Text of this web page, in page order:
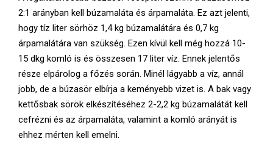
2:1 arányban kell búzamaláta és árpamaláta. Ez azt jelenti,
hogy tíz liter sörhöz 1,4 kg búzamalátára és 0,7 kg
árpamalátára van szükség. Ezen kívül kell még hozzá 10-
15 dkg komló is és összesen 17 liter víz. Ennek jelentős
része elpárolog a főzés során. Minél lágyabb a víz, annál
jobb, de a búzasör elbírja a keményebb vizet is. A bak vagy
kettősbak sörök elkészítéséhez 2-2,2 kg búzamalátát kell
cefrézni és az árpamaláta, valamint a komló arányát is
ehhez mérten kell emelni.